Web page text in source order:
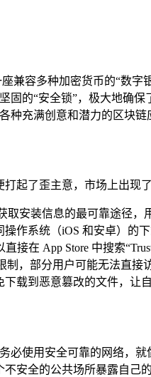
兼容多种加密货币的“数
的“安全锁”，极大地确
充满创意和潜力的区块链
起了歪主意，市场上出
取安装信息的最可靠途径
作系统（iOS 和安卓）的
直接在 App Store 中搜索
制，部分用户可能无法直
载到恶意篡改的文件，让
必使用安全可靠的网络，
安全的公共场所暴露自己